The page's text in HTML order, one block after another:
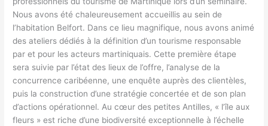
Nous avons été chaleureusement accueillis au sein de
l’habitation Belfort. Dans ce lieu magnifique, nous avons animé
des ateliers dédiés à la définition d’un tourisme responsable
par et pour les acteurs martiniquais. Cette première étape
sera suivie par l’état des lieux de l’offre, l’analyse de la
concurrence caribéenne, une enquête auprès des clientèles,
puis la construction d’une stratégie concertée et de son plan
d’actions opérationnel. Au cœur des petites Antilles, « l’île aux
fleurs » est riche d’une biodiversité exceptionnelle à l’échelle